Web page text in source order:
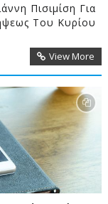
Πισιμίση Για
Του Κυρίου
View More